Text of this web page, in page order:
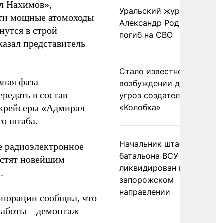
Нахимов»,
мощные атомоходы
в строй
представитель
фаза
в состав
«Адмирал
штаба.
радиоэлектронное
новейшим
сообщил, что
–демонтаж
Уральский журналист
Александр Родионов
погиб на СВО
Стало известно о
возбуждении дела из-
угроз создателям
«Колобка»
Начальник штаба
батальона ВСУ
ликвидирован на
запорожском
направлении